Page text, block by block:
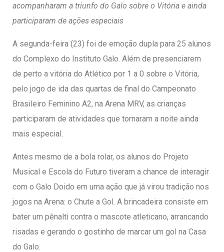
acompanharam a triunfo do Galo sobre o Vitória e ainda
participaram de ações especiais
A segunda-feira (23) foi de emoção dupla para 25 alunos
do Complexo do Instituto Galo. Além de presenciarem
de perto a vitória do Atlético por 1 a 0 sobre o Vitória,
pelo jogo de ida das quartas de final do Campeonato
Brasileiro Feminino A2, na Arena MRV, as crianças
participaram de atividades que tornaram a noite ainda
mais especial.
Antes mesmo de a bola rolar, os alunos do Projeto
Musical e Escola do Futuro tiveram a chance de interagir
com o Galo Doido em uma ação que já virou tradição nos
jogos na Arena: o Chute a Gol. A brincadeira consiste em
bater um pênalti contra o mascote atleticano, arrancando
risadas e gerando o gostinho de marcar um gol na Casa
do Galo.